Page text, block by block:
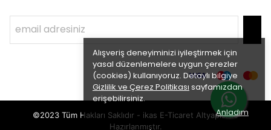
Alışveriş deneyiminizi iyileştirmek için
yasal düzenlemelere uygun çerezler
(cookies) kullanıyoruz. Detaylı bilgiye
Gizlilik ve Çerez Politikası sayfamızdan
erişebilirsiniz.
Anladım
©2023 Tüm Hakları Saklıdır - ikas E-Ticaret Altyapısı ile
Hazırlanmıştır.